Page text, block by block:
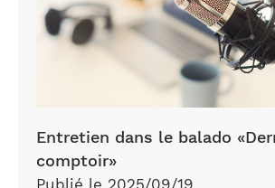
Entretien dans le balado
comptoir»
Publié le 2025/09/19